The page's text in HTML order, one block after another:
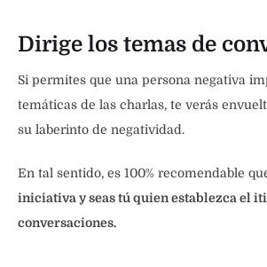
Dirige los temas de
Si permites que una persona negativa
temáticas de las charlas, te verás
su laberinto de negatividad.
En tal sentido, es 100% recomendable
iniciativa y seas tú quien establezca el
conversaciones.